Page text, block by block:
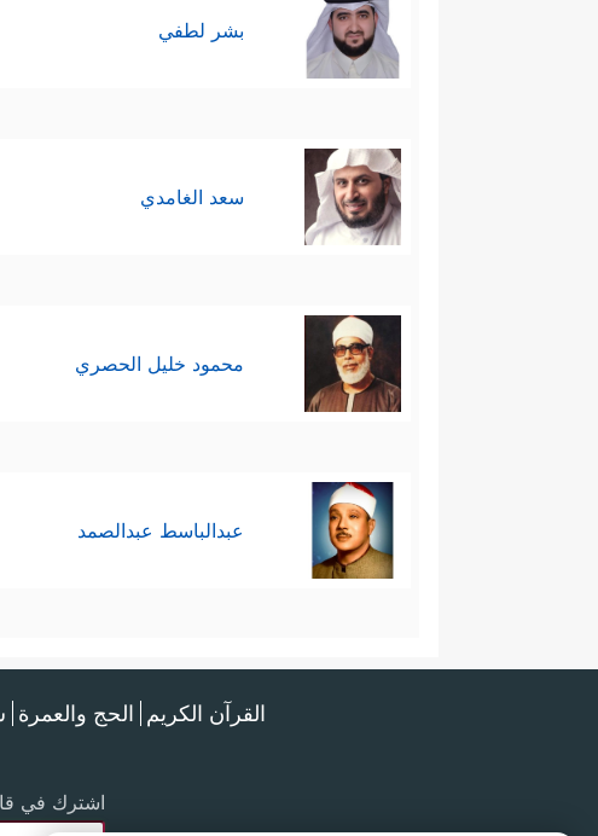
بشر لطفي
سعد الغامدي
محمود خليل الحصري
عبدالباسط عبدالصمد
القرآن الكريم الحج والعمرة
اشترك في